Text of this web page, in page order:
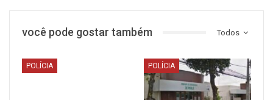
Todos
você pode gostar também
POLÍCIA POLÍCIA